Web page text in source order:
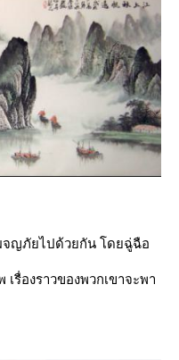
จญภัยไปด้วยกัน โดยฉู่ฉือ
เรื่องราวของพวกเขาจะพา